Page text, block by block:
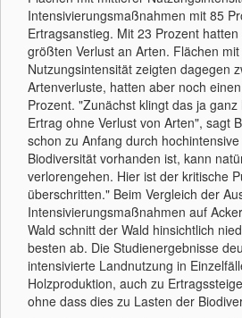
Intensivierungsmaßnahmen mit 85
Ertragsanstieg. Mit 23 Prozent
größten Verlust an Arten. Flächen
Nutzungsintensität zeigten dagegen
Artenverluste, hatten aber noch
Prozent. "Zunächst klingt das ja
Ertrag ohne Verlust von Arten", sagt
schon zu Anfang durch
Biodiversität vorhanden ist, kann
verlorengehen. Hier ist der kritische
überschritten." Beim Vergleich der
Intensivierungsmaßnahmen auf
Wald schnitt der Wald hinsichtlich
besten ab. Die Studienergebnisse
intensivierte Landnutzung in
Holzproduktion, auch zu
ohne dass dies zu Lasten der